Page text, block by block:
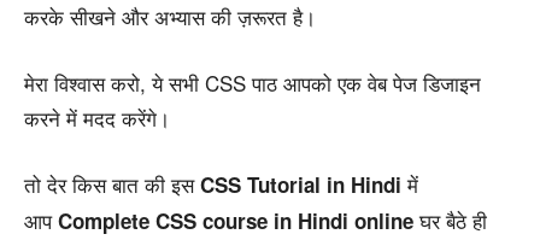
करके सीखने और अभ्यास की ज़रूरत है।
मेरा विश्वास करो, ये सभी CSS पाठ आपको एक वेब पेज डिजाइन
करने में मदद करेंगे।
तो देर किस बात की इसCSS Tutorial in Hindi में
आपComplete CSS course in Hindi onlineघर बैठे ही